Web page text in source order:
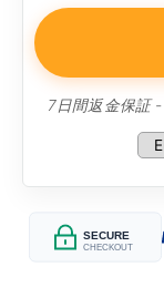
7日間返金保証
SECURE
CHECKOUT